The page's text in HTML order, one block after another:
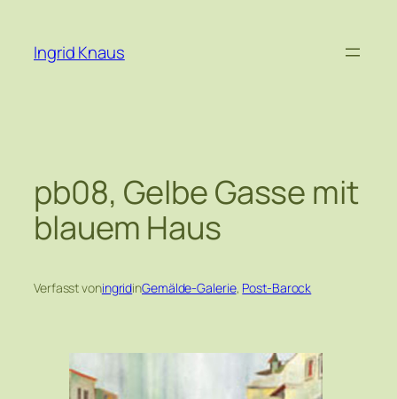
springen
Ingrid Knaus
pb08, Gelbe Gasse mit
blauem Haus
Verfasst voningridinGemälde-Galerie, Post-Barock